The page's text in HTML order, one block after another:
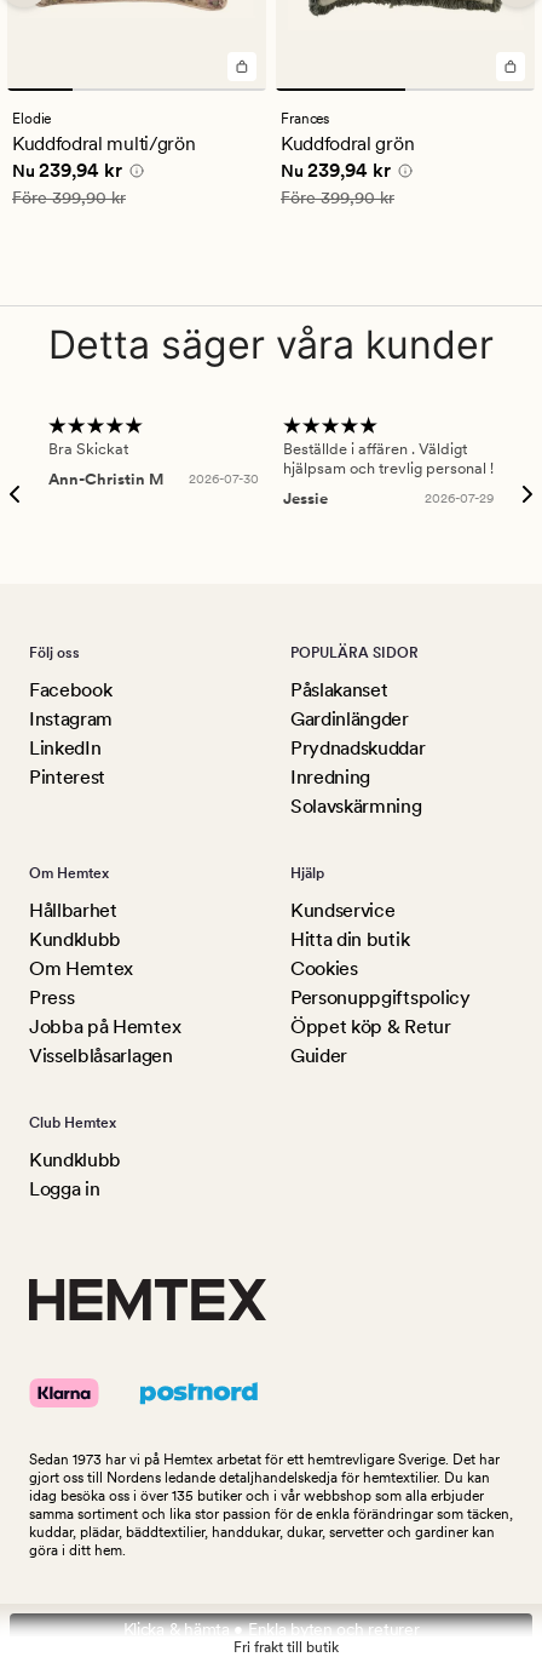
Elodie
Kuddfodral multi/grön
Nuvarande pris
Nu 239,94 kr
Ordinarie pris 399,90 kr
Före399,90 kr
Frances
Kuddfodral grön
Nuvarande pris
Nu 239,94 kr
Ordinarie pris 399,90 kr
Före399,90 kr
Fri frakt till butik
Detta säger våra kunder
Bra Skickat
Ann-Christin M
2026-07-30
Beställde i affären . Väldigt
hjälpsam och trevlig personal !
Jessie
2026-07-29
Följ oss
Facebook
Instagram
LinkedIn
Pinterest
POPULÄRA SIDOR
Påslakanset
Gardinlängder
Prydnadskuddar
Inredning
Solavskärmning
Om Hemtex
Hållbarhet
Kundklubb
Om Hemtex
Press
Jobba på Hemtex
Visselblåsarlagen
Hjälp
Kundservice
Hitta din butik
Cookies
Personuppgiftspolicy
Öppet köp & Retur
Guider
Club Hemtex
Kundklubb
Logga in
Sedan 1973 har vi på Hemtex arbetat för ett hemtrevligare Sverige. Det har
gjort oss till Nordens ledande detaljhandelskedja för hemtextilier. Du kan
idag besöka oss i över 135 butiker och i vår webbshop som alla erbjuder
samma sortiment och lika stor passion för de enkla förändringar som täcken,
kuddar, plädar, bäddtextilier, handdukar, dukar, servetter och gardiner kan
göra i ditt hem.
Klicka & hämta • Enkla byten och returer